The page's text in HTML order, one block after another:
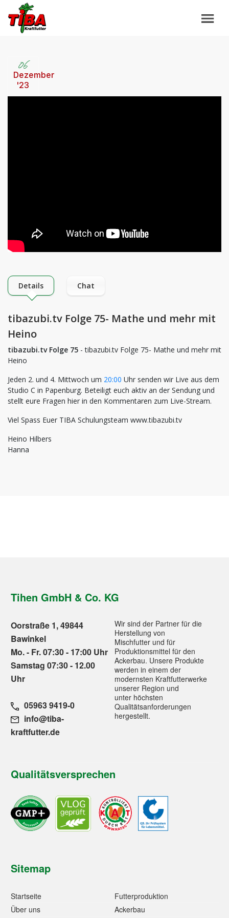
06
Dezember
'23
Details Chat
tibazubi.tv Folge 75- Mathe und mehr mit
Heino
tibazubi.tv Folge 75 - tibazubi.tv Folge 75- Mathe und mehr mit
Heino
Jeden 2. und 4. Mittwoch um 20:00 Uhr senden wir Live aus dem
Studio C in Papenburg. Beteiligt euch aktiv an der Sendung und
stellt eure Fragen hier in den Kommentaren zum Live-Stream.
Viel Spass Euer TIBA Schulungsteam www.tibazubi.tv
Heino Hilbers
Hanna
Tihen GmbH & Co. KG
Oorstraße 1, 49844
Bawinkel
Mo. - Fr. 07:30 - 17:00 Uhr
Samstag 07:30 - 12.00
Uhr
05963 9419-0
info@tiba-
kraftfutter.de
Wir sind der Partner für die
Herstellung von
Mischfutter und für
Produktionsmittel für den
Ackerbau. Unsere Produkte
werden in einem der
modernsten Kraftfutterwerke
unserer Region und
unter höchsten
Qualitätsanforderungen
hergestellt.
Qualitätsversprechen
Sitemap
Startseite
Über uns
Futterproduktion
Ackerbau